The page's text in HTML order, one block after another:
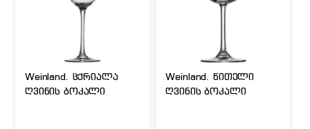
Weinland. ცქრიალა
ღვინის ბოკალი
Weinland. წითელი
ღვინის ბოკალი